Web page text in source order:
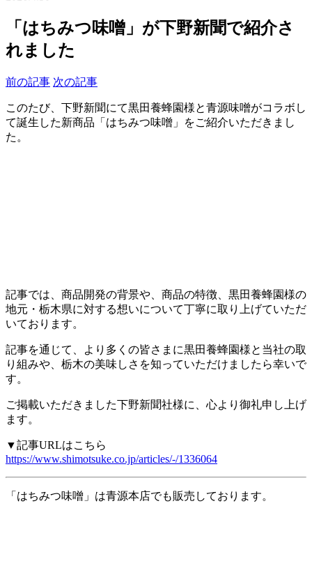
「はちみつ味噌」が下野新聞で紹介さ
れました
前の記事 次の記事
このたび、下野新聞にて黒田養蜂園様と青源味噌がコラボし
て誕生した新商品「はちみつ味噌」をご紹介いただきまし
た。
記事では、商品開発の背景や、商品の特徴、黒田養蜂園様の
地元・栃木県に対する想いについて丁寧に取り上げていただ
いております。
記事を通じて、より多くの皆さまに黒田養蜂園様と当社の取
り組みや、栃木の美味しさを知っていただけましたら幸いで
す。
ご掲載いただきました下野新聞社様に、心より御礼申し上げ
ます。
▼記事URLはこちら
https://www.shimotsuke.co.jp/articles/-/1336064
「はちみつ味噌」は青源本店でも販売しております。